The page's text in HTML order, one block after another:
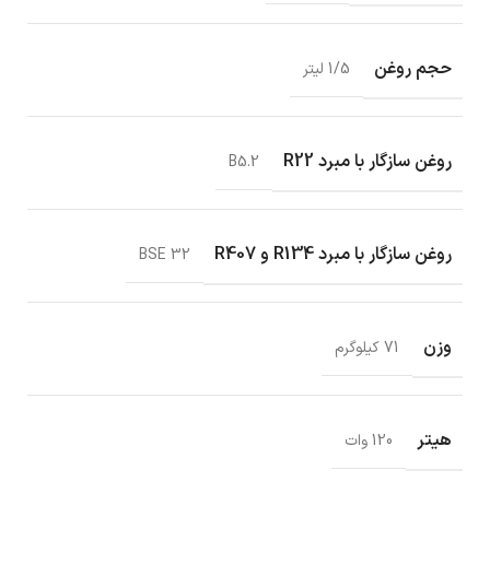
حجم روغن 1/5 لیتر
روغن سازگار با مبرد R22 B5.2
روغن سازگار با مبرد R134 و R407 BSE 32
وزن 71 کیلوگرم
هیتر 120 وات